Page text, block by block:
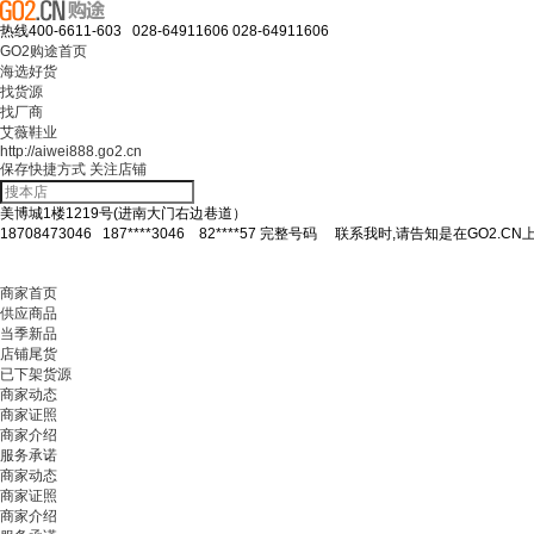
热线400-6611-603 028-64911606 028-64911606
GO2购途首页
海选好货
找货源
找厂商
艾薇鞋业
http://aiwei888.go2.cn
保存快捷方式 关注店铺
美博城1楼1219号(进南大门右边巷道）
18708473046
187****3046 82****57 完整号码 联系我时,请告知是在GO2.CN
商家首页
供应商品
当季新品
店铺尾货
已下架货源
商家动态
商家证照
商家介绍
服务承诺
商家动态
商家证照
商家介绍